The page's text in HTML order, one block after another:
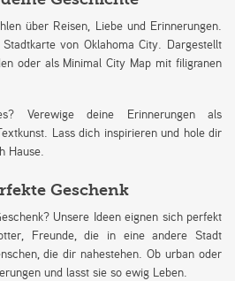
über Reisen, Liebe und Erinnerungen.
von Oklahoma City. Dargestellt
oder als Minimal City Map mit filigranen
Verewige deine Erinnerungen als
Lass dich inspirieren und hole dir
Hause.
Geschenk
Unsere Ideen eignen sich perfekt
Freunde, die in eine andere Stadt
die dir nahestehen. Ob urban oder
und lasst sie so ewig Leben.